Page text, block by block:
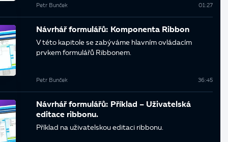
Petr Bunček 01:27
Návrhář formulářů: Komponenta Ribbon
V této kapitole se zabýváme hlavním ovládacím
prvkem formulářů Ribbonem.
Petr Bunček 36:45
Návrhář formulářů: Příklad – Uživatelská
editace ribbonu.
Příklad na uživatelskou editaci ribbonu.